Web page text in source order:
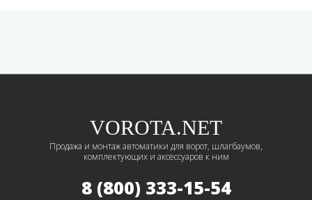
VOROTA.NET
Продажа и монтаж автоматики для ворот, шлагбаумов,
комплектующих и аксессуаров к ним
8 (800) 333-15-54